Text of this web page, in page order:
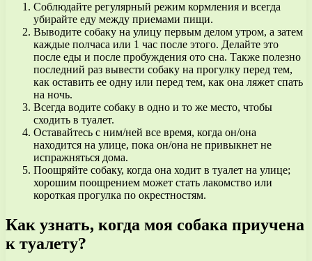
Соблюдайте регулярный режим кормления и всегда
убирайте еду между приемами пищи.
Выводите собаку на улицу первым делом утром, а затем
каждые полчаса или 1 час после этого. Делайте это
после еды и после пробуждения ото сна. Также полезно
последний раз вывести собаку на прогулку перед тем,
как оставить ее одну или перед тем, как она ляжет спать
на ночь.
Всегда водите собаку в одно и то же место, чтобы
сходить в туалет.
Оставайтесь с ним/ней все время, когда он/она
находится на улице, пока он/она не привыкнет не
испражняться дома.
Поощряйте собаку, когда она ходит в туалет на улице;
хорошим поощрением может стать лакомство или
короткая прогулка по окрестностям.
Как узнать, когда моя собака приучена
к туалету?